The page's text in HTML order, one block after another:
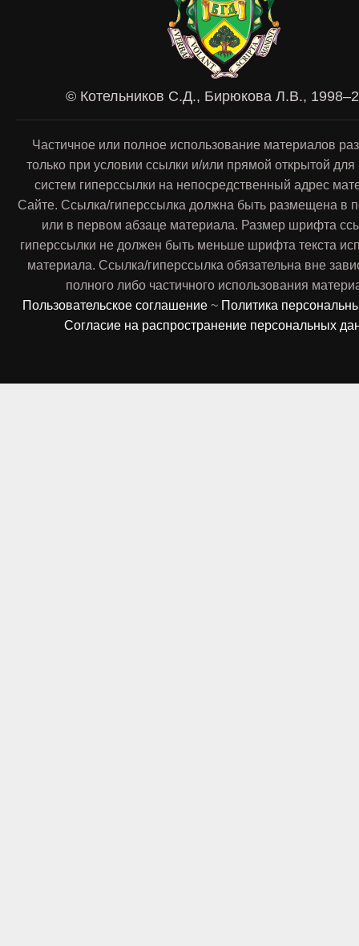
© Котельников С.Д., Бирюкова Л.В.,
Частичное или полное использование материалов
только при условии ссылки и/или прямой открытой
систем гиперссылки на непосредственный адрес
Сайте. Ссылка/гиперссылка должна быть размещена в
или в первом абзаце материала. Размер шрифта
гиперссылки не должен быть меньше шрифта текста
материала. Ссылка/гиперссылка обязательна вне
полного либо частичного использования
Пользовательское соглашение ~ Политика
Согласие на распространение персональных